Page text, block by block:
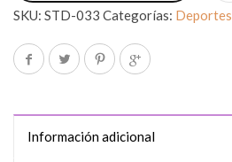
SKU: STD-033 Categorías: Deportes
Información adicional